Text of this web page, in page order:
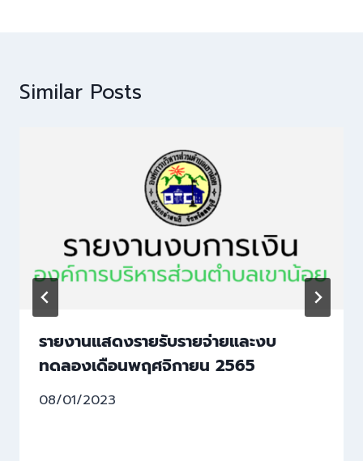
Similar Posts
รายงานแสดงรายรับรายจ่ายและงบ
ทดลองเดือนพฤศจิกายน 2565
08/01/2023